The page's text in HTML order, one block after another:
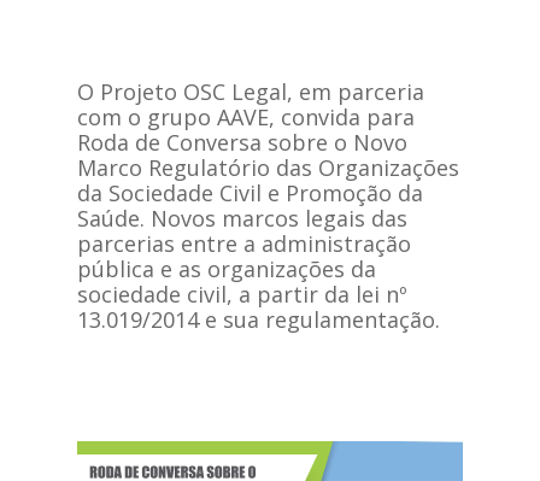
O Projeto OSC Legal, em parceria
com o grupo AAVE, convida para
Roda de Conversa sobre o Novo
Marco Regulatório das Organizações
da Sociedade Civil e Promoção da
Saúde. Novos marcos legais das
parcerias entre a administração
pública e as organizações da
sociedade civil, a partir da lei nº
13.019/2014 e sua regulamentação.